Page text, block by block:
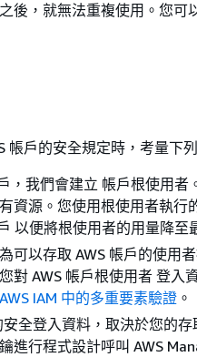
後，就無法重複使用。您可
帳戶的安全規定時，考量下列
，我們會建立 帳戶根使用
資源。您使用根使用者執行
以便將根使用者的用量降至
可以存取 AWS 帳戶的使用
對 AWS 帳戶根使用者 登入
AWS IAM 中的多重要素驗證 。
全登入資料，取決於您的
進行程式設計呼叫 AWS